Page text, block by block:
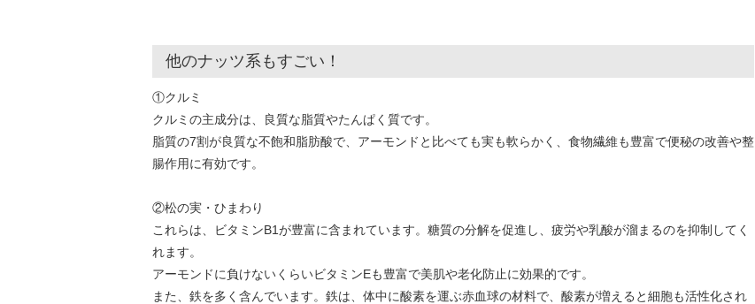
他のナッツ系もすごい！
①クルミ
クルミの主成分は、良質な脂質やたんぱく質です。
脂質の7割が良質な不飽和脂肪酸で、アーモンドと比べても実も軟らかく、食物繊維も豊富で便秘の改善や整
腸作用に有効です。
②松の実・ひまわり
これらは、ビタミンB1が豊富に含まれています。糖質の分解を促進し、疲労や乳酸が溜まるのを抑制してく
れます。
アーモンドに負けないくらいビタミンEも豊富で美肌や老化防止に効果的です。
また、鉄を多く含んでいます。 鉄は、体中に酸素を運ぶ赤血球の材料で、酸素が増えると細胞も活性化され